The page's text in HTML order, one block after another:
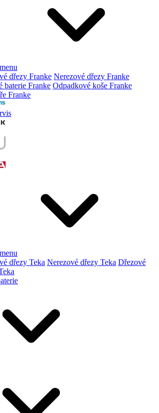
dřezy Franke Nerezové dřezy Franke
baterie Franke Odpadkové koše Franke
Franke
dřezy Teka Nerezové dřezy Teka Dřezové